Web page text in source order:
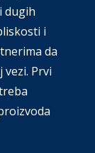
dugih
i
da
Prvi